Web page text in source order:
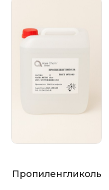
Пропиленгликоль